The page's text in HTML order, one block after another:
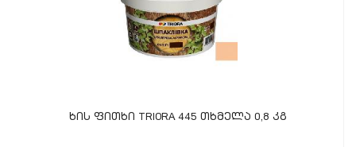
ხის ფითხი TRIORA 445 თხმელა 0,8 კგ